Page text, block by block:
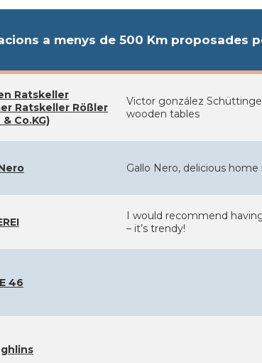
a menys de 500 Km proposades
Ratskeller
Ratskeller Rößler
& Co.KG)
Victor gonzález
wooden tables
Gallo Nero, delicious
I would recommend
– it’s trendy!
46